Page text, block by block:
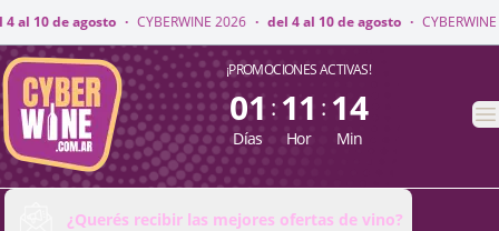
2026 · del 4 al 10 de agosto · CYBERWINE 2026 · del 4 al 10 de agosto
CyberWine ¡PROMOCIONES ACTIVAS!
01
Días
: 11
Hor
: 14
Min
¿Querés recibir las mejores ofertas de vino?